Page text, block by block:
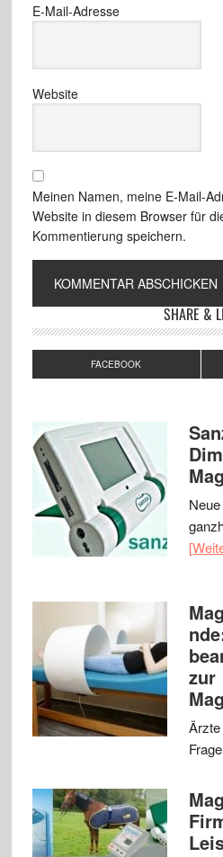
E-Mail-Adresse
Website
Meinen Namen, meine E-Mail-
Website in diesem Browser für
Kommentierung speichern.
SHARE &
FACEBOOK
zur